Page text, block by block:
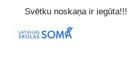
Svētku noskaņa ir iegūta!!!